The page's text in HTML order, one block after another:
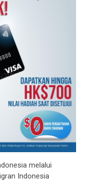
melalui
Indonesia